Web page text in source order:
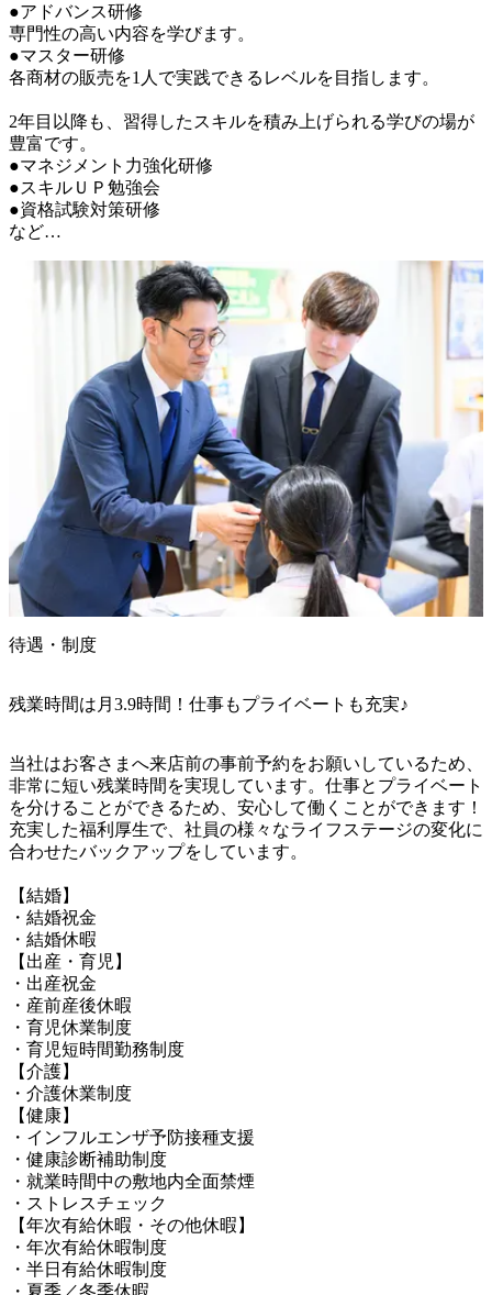
●アドバンス研修
専門性の高い内容を学びます。
●マスター研修
各商材の販売を1人で実践できるレベルを目指します。
2年目以降も、習得したスキルを積み上げられる学びの場が
豊富です。
●マネジメント力強化研修
●スキルＵＰ勉強会
●資格試験対策研修
など…
待遇・制度
残業時間は月3.9時間！仕事もプライベートも充実♪
当社はお客さまへ来店前の事前予約をお願いしているため、
非常に短い残業時間を実現しています。仕事とプライベート
を分けることができるため、安心して働くことができます！
充実した福利厚生で、社員の様々なライフステージの変化に
合わせたバックアップをしています。
【結婚】
・結婚祝金
・結婚休暇
【出産・育児】
・出産祝金
・産前産後休暇
・育児休業制度
・育児短時間勤務制度
【介護】
・介護休業制度
【健康】
・インフルエンザ予防接種支援
・健康診断補助制度
・就業時間中の敷地内全面禁煙
・ストレスチェック
【年次有給休暇・その他休暇】
・年次有給休暇制度
・半日有給休暇制度
・夏季／冬季休暇